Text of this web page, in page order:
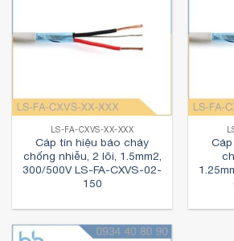
LS-FA-CXVS-XX-XXX
Cáp tín hiệu báo cháy
chống nhiễu, 2 lõi, 1.5mm2,
300/500V LS-FA-CXVS-02-
150